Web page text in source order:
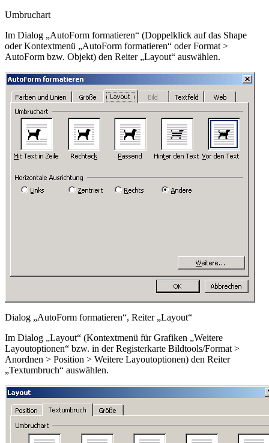
Umbruchart
Im Dialog „AutoForm formatieren“ (Doppelklick auf das Shape
oder Kontextmenü „AutoForm formatieren“ oderFormat >
AutoForm bzw. Objekt) den Reiter „Layout“ auswählen.
Dialog „AutoForm formatieren“, Reiter „Layout“
Im Dialog „Layout“ (Kontextmenü für Grafiken „Weitere
Layoutoptionen“ bzw. in der Registerkarte Bildtools/Format >
Anordnen > Position > Weitere Layoutoptionen) den Reiter
„Textumbruch“ auswählen.